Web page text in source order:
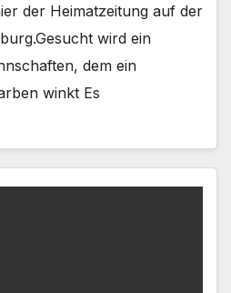
der Heimatzeitung auf der
wird ein
dem ein
winkt Es